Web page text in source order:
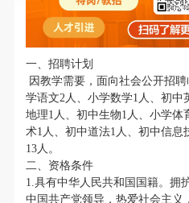
一、招聘计划
因教学需要，面向社会公开招
学语文2人、小学数学1人、初中
地理1人、初中生物1人、小学体
术1人、初中道法1人、初中信息
13人。
二、资格条件
1.具有中华人民共和国国籍。拥
中国共产党领导，热爱社会主义